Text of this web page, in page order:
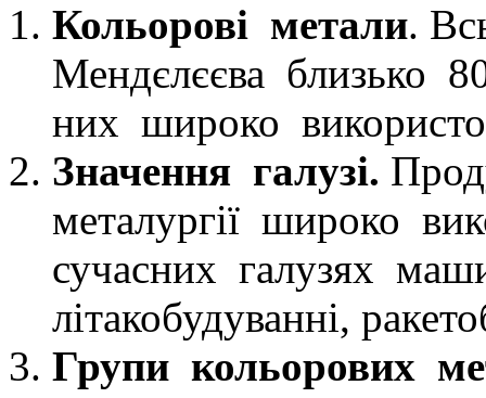
Кольорові метали.
Мендєлєєва близько
них широко
Значення галузі.
металургії широко
сучасних галузях
літакобудуванні,
Групи кольорових